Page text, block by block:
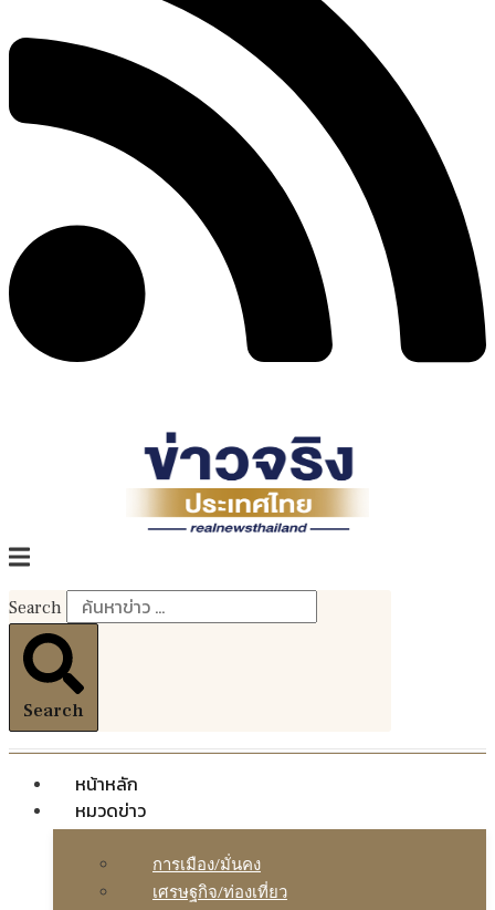
Search
Search
หน้าหลัก
หมวดข่าว
การเมือง/มั่นคง
เศรษฐกิจ/ท่องเที่ยว